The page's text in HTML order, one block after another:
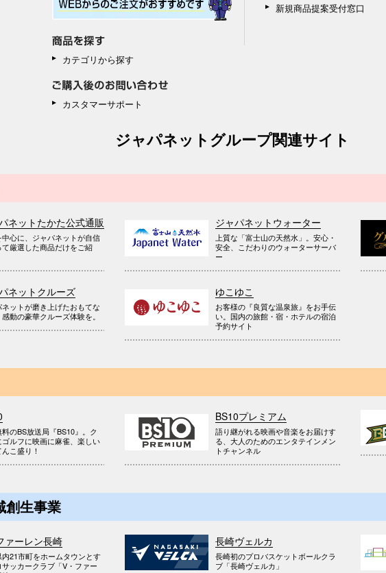
カテゴリから探す
カスタマーサポート
新規商品提案受付窓口
ジャパネットグループ関連サイト
ネットたかた公式通販
中心に、ジャパネットが自信
て厳選した商品だけをご紹
ジャパネットウォーター
上質な「富士山の天然水」。安心・
安全、こだわりのウォーターサーバ
ー
ネットクルーズ
ネットが磨き上げたおもてな
感動の豪華クルーズ体験を。
ゆこゆこ
お客様の『良質な温泉旅』をお手伝
い。国内の旅館・宿・ホテルの宿泊
予約サイト
のBS放送局『BS10』。ク
ゴルフに映画に麻雀、楽しい
こ盛り！
BS10プレミアム
語り継がれる映画や音楽をお届けす
る、大人のためのエンタテインメン
トチャンネル
創生事業
ァーレン長崎
内21市町をホームタウンとす
サッカークラブ「V・ファー
長崎ヴェルカ
長崎初のプロバスケットボールクラ
ブ「長崎ヴェルカ」